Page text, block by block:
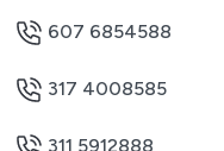
607 6854588
317 4008585
311 5912888